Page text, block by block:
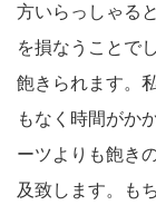
方いらっしゃる
を損なうことで
飽きられます。
もなく時間がか
ーツよりも飽き
及致します。も